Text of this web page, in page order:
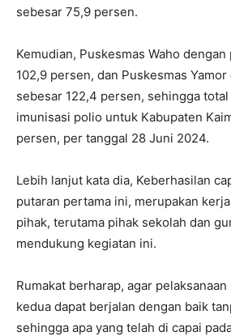
sebesar 75,9 persen.
Kemudian, Puskesmas Waho
102,9 persen, dan Puskesmas
sebesar 122,4 persen, sehingga
imunisasi polio untuk Kabupaten
persen, per tanggal 28 Juni 2024.
Lebih lanjut kata dia, Keberhasilan
putaran pertama ini, merupakan
pihak, terutama pihak sekolah dan
mendukung kegiatan ini.
Rumakat berharap, agar
kedua dapat berjalan dengan baik
sehingga apa yang telah di capai